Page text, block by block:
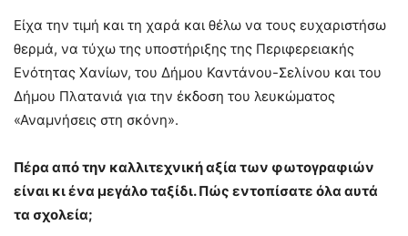
Είχα την τιμή και τη χαρά και θέλω να τους ευχαριστήσω
θερμά, να τύχω της υποστήριξης της Περιφερειακής
Ενότητας Χανίων, του Δήμου Καντάνου-Σελίνου και του
Δήμου Πλατανιά για την έκδοση του λευκώματος
«Αναμνήσεις στη σκόνη».
Πέρα από την καλλιτεχνική αξία των φωτογραφιών
είναι κι ένα μεγάλο ταξίδι. Πώς εντοπίσατε όλα αυτά
τα σχολεία;